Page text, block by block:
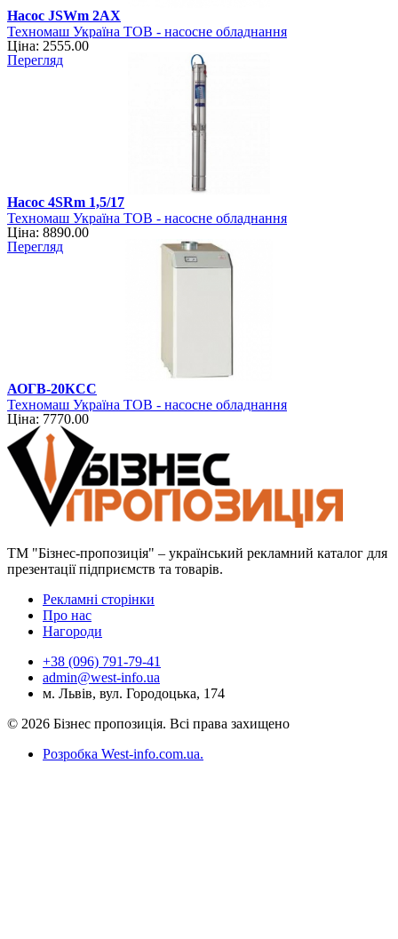
Насос JSWm 2АХ
Техномаш Україна ТОВ - насосне обладнання
Ціна: 2555.00
Перегляд
Насос 4SRm 1,5/17
Техномаш Україна ТОВ - насосне обладнання
Ціна: 8890.00
Перегляд
АОГВ-20КСC
Техномаш Україна ТОВ - насосне обладнання
Ціна: 7770.00
ТМ "Бізнес-пропозиція" – український рекламний каталог для
презентації підприємств та товарів.
Рекламні сторінки
Про нас
Нагороди
+38 (096) 791-79-41
admin@west-info.ua
м. Львів, вул. Городоцька, 174
© 2026 Бізнес пропозиція. Всі права захищено
Розробка West-info.com.ua.